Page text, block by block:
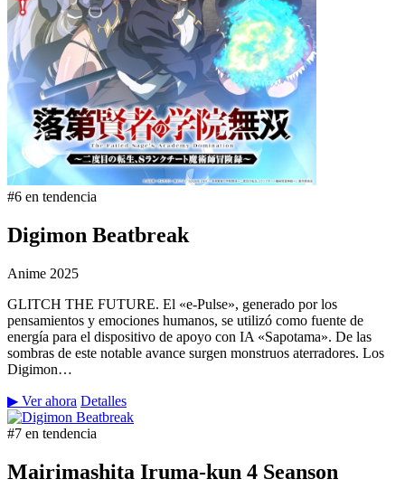
#6 en tendencia
Digimon Beatbreak
Anime 2025
GLITCH THE FUTURE. El «e-Pulse», generado por los
pensamientos y emociones humanos, se utilizó como fuente de
energía para el dispositivo de apoyo con IA «Sapotama». De las
sombras de este notable avance surgen monstruos aterradores. Los
Digimon…
▶ Ver ahora Detalles
#7 en tendencia
Mairimashita Iruma-kun 4 Seanson